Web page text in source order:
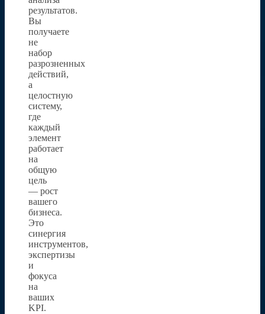
результатов.
Вы
получаете
не
набор
разрозненных
действий,
а
целостную
систему,
где
каждый
элемент
работает
на
общую
цель
— рост
вашего
бизнеса.
Это
синергия
инструментов,
экспертизы
и
фокуса
на
ваших
KPI.